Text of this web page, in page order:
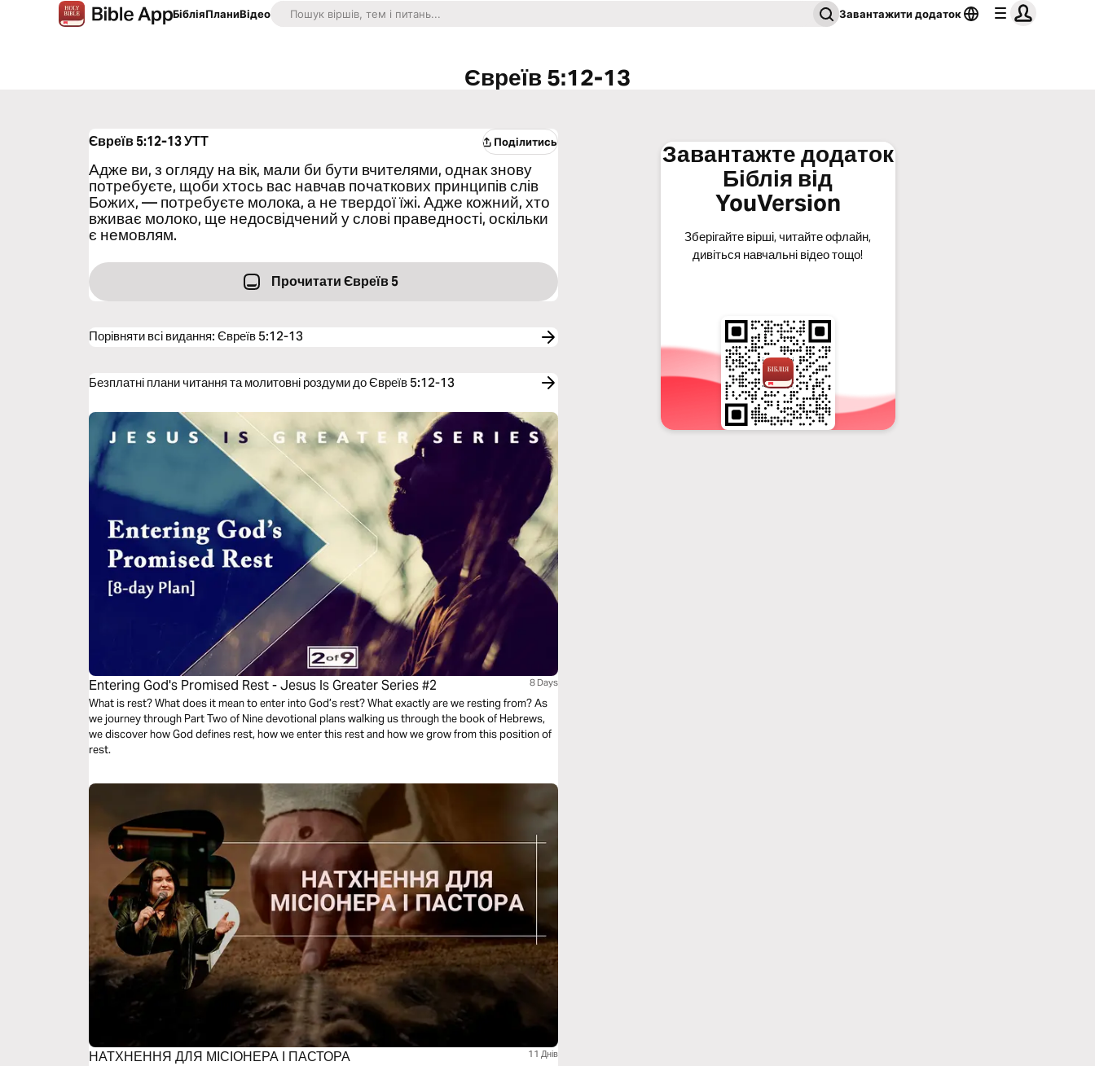
БібліяПланиВідео Завантажити додаток
Євреїв 5:12-13
Євреїв 5:12-13УТТ Поділитись
Адже ви, з огляду на вік, мали би бути вчителями, однак знову
потребуєте, щоби хтось вас навчав початкових принципів слів
Божих, — потребуєте молока, а не твердої їжі. Адже кожний, хто
вживає молоко, ще недосвідчений у слові праведності, оскільки
є немовлям.
Прочитати Євреїв 5
Порівняти всі видання:Євреїв 5:12-13
Безплатні плани читання та молитовні роздуми до Євреїв 5:12-13
Entering God's Promised Rest - Jesus Is Greater Series #2 8 Days
What is rest? What does it mean to enter into God’s rest? What exactly are we resting from? As
we journey through Part Two of Nine devotional plans walking us through the book of Hebrews,
we discover how God defines rest, how we enter this rest and how we grow from this position of
rest.
НАТХНЕННЯ ДЛЯ МІСІОНЕРА І ПАСТОРА 11 Днів
Завантажте додаток
Біблія від
YouVersion
Зберігайте вірші, читайте офлайн,
дивіться навчальні відео тощо!